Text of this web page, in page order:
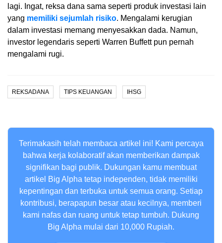
lagi. Ingat, reksa dana sama seperti produk investasi lain
yang memiliki sejumlah risiko. Mengalami kerugian
dalam investasi memang menyesakkan dada. Namun,
investor legendaris seperti Warren Buffett pun pernah
mengalami rugi.
REKSADANA TIPS KEUANGAN IHSG
Terimakasih telah membaca artikel ini! Kami percaya
bahwa kerja kolaboratif akan memberikan dampak
signifikan bagi publik. Dukungan kamu membuat
artikel Big Alpha tetap independen, tidak memiliki
kepentingan dan terbuka untuk semua orang. Setiap
kontribusi, berapapun besar atau kecilnya, memberi
kami nafas dan ruang untuk tetap tumbuh. Dukung
Big Alpha mulai dari 10,000 Rupiah.